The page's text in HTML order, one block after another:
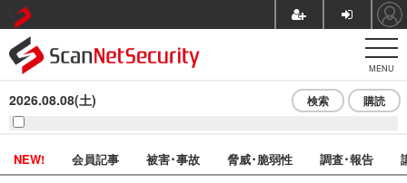
MENU
2026.08.08(土) 検索 購読
NEW! 会員記事 被害･事故 脅威･脆弱性 調査･報告